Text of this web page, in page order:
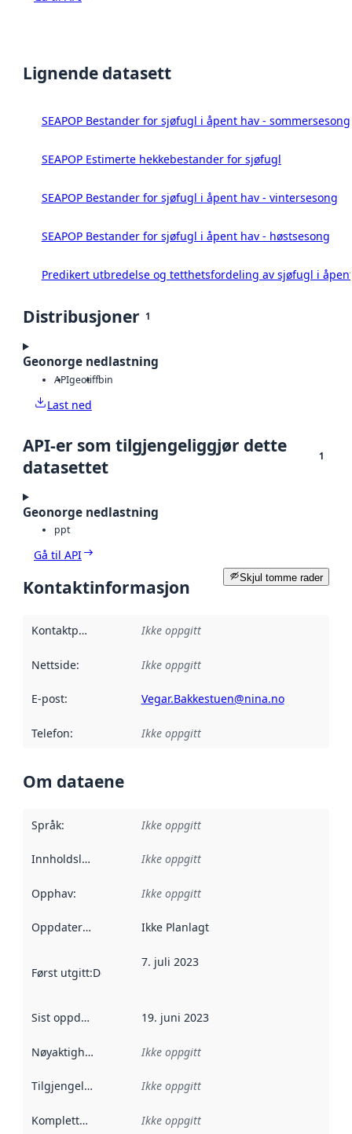
Lignende datasett
SEAPOP Bestander for sjøfugl i åpent hav - sommersesong
SEAPOP Estimerte hekkebestander for sjøfugl
SEAPOP Bestander for sjøfugl i åpent hav - vintersesong
SEAPOP Bestander for sjøfugl i åpent hav - høstsesong
Predikert utbredelse og tetthetsfordeling av sjøfugl i
Distribusjoner 1
Geonorge nedlastning
APIgeotiffbin
Last ned
API-er som tilgjengeliggjør dette
datasettet
1
Geonorge nedlastning
ppt
Gå til API
Skjul tomme rader
Kontaktinformasjon
Kontaktpunkt Ikke oppgitt
Nettside: Ikke oppgitt
E-post: Vegar.Bakkestuen@nina.no
Telefon: Ikke oppgitt
Om dataene
Språk: Ikke oppgitt
Innholdsleverandører :
Ikke oppgitt
Opphav: Ikke oppgitt
Oppdateringsfrekvens :
Ikke Planlagt
Først utgitt:Denne datoen sier når dataene i dette
7. juli 2023
Sist oppdatert 19. juni 2023
Nøyaktighet Ikke oppgitt
Tilgjengelighet Ikke oppgitt
Kompletthet Ikke oppgitt